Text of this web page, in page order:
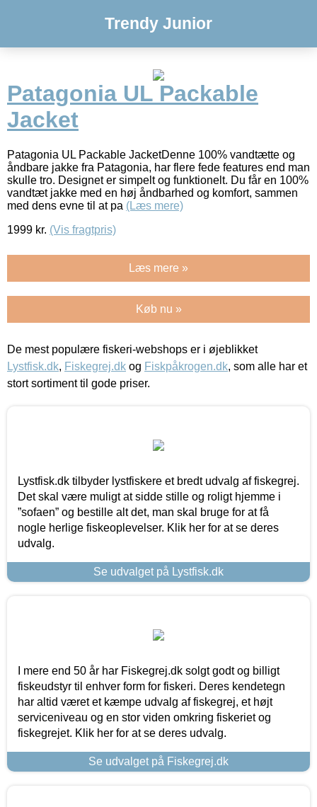
Trendy Junior
Patagonia UL Packable
Jacket
Patagonia UL Packable JacketDenne 100% vandtætte og
åndbare jakke fra Patagonia, har flere fede features end man
skulle tro. Designet er simpelt og funktionelt. Du får en 100%
vandtæt jakke med en høj åndbarhed og komfort, sammen
med dens evne til at pa (Læs mere)
1999 kr. (Vis fragtpris)
Læs mere »
Køb nu »
De mest populære fiskeri-webshops er i øjeblikket
Lystfisk.dk, Fiskegrej.dk og Fiskpåkrogen.dk, som alle har et
stort sortiment til gode priser.
Lystfisk.dk tilbyder lystfiskere et bredt udvalg af fiskegrej.
Det skal være muligt at sidde stille og roligt hjemme i
”sofaen” og bestille alt det, man skal bruge for at få
nogle herlige fiskeoplevelser. Klik her for at se deres
udvalg.
Se udvalget på Lystfisk.dk
I mere end 50 år har Fiskegrej.dk solgt godt og billigt
fiskeudstyr til enhver form for fiskeri. Deres kendetegn
har altid været et kæmpe udvalg af fiskegrej, et højt
serviceniveau og en stor viden omkring fiskeriet og
fiskegrejet. Klik her for at se deres udvalg.
Se udvalget på Fiskegrej.dk